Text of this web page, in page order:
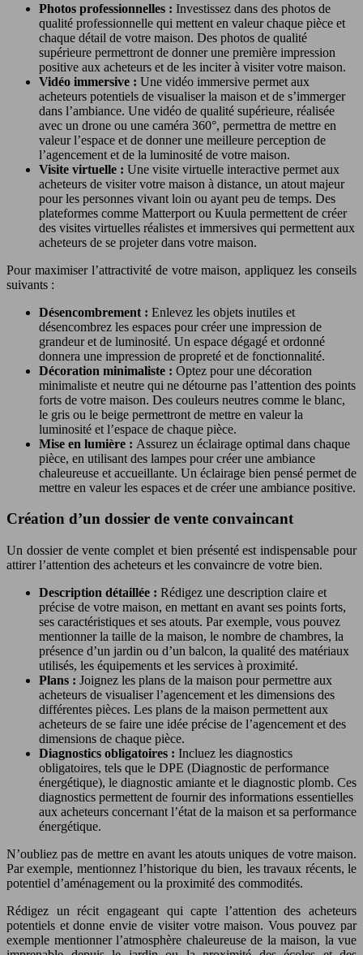
Photos professionnelles : Investissez dans des photos de
qualité professionnelle qui mettent en valeur chaque pièce et
chaque détail de votre maison. Des photos de qualité
supérieure permettront de donner une première impression
positive aux acheteurs et de les inciter à visiter votre maison.
Vidéo immersive : Une vidéo immersive permet aux
acheteurs potentiels de visualiser la maison et de s’immerger
dans l’ambiance. Une vidéo de qualité supérieure, réalisée
avec un drone ou une caméra 360°, permettra de mettre en
valeur l’espace et de donner une meilleure perception de
l’agencement et de la luminosité de votre maison.
Visite virtuelle : Une visite virtuelle interactive permet aux
acheteurs de visiter votre maison à distance, un atout majeur
pour les personnes vivant loin ou ayant peu de temps. Des
plateformes comme Matterport ou Kuula permettent de créer
des visites virtuelles réalistes et immersives qui permettent aux
acheteurs de se projeter dans votre maison.
Pour maximiser l’attractivité de votre maison, appliquez les conseils
suivants :
Désencombrement : Enlevez les objets inutiles et
désencombrez les espaces pour créer une impression de
grandeur et de luminosité. Un espace dégagé et ordonné
donnera une impression de propreté et de fonctionnalité.
Décoration minimaliste : Optez pour une décoration
minimaliste et neutre qui ne détourne pas l’attention des points
forts de votre maison. Des couleurs neutres comme le blanc,
le gris ou le beige permettront de mettre en valeur la
luminosité et l’espace de chaque pièce.
Mise en lumière : Assurez un éclairage optimal dans chaque
pièce, en utilisant des lampes pour créer une ambiance
chaleureuse et accueillante. Un éclairage bien pensé permet de
mettre en valeur les espaces et de créer une ambiance positive.
Création d’un dossier de vente convaincant
Un dossier de vente complet et bien présenté est indispensable pour
attirer l’attention des acheteurs et les convaincre de votre bien.
Description détaillée : Rédigez une description claire et
précise de votre maison, en mettant en avant ses points forts,
ses caractéristiques et ses atouts. Par exemple, vous pouvez
mentionner la taille de la maison, le nombre de chambres, la
présence d’un jardin ou d’un balcon, la qualité des matériaux
utilisés, les équipements et les services à proximité.
Plans : Joignez les plans de la maison pour permettre aux
acheteurs de visualiser l’agencement et les dimensions des
différentes pièces. Les plans de la maison permettent aux
acheteurs de se faire une idée précise de l’agencement et des
dimensions de chaque pièce.
Diagnostics obligatoires : Incluez les diagnostics
obligatoires, tels que le DPE (Diagnostic de performance
énergétique), le diagnostic amiante et le diagnostic plomb. Ces
diagnostics permettent de fournir des informations essentielles
aux acheteurs concernant l’état de la maison et sa performance
énergétique.
N’oubliez pas de mettre en avant les atouts uniques de votre maison.
Par exemple, mentionnez l’historique du bien, les travaux récents, le
potentiel d’aménagement ou la proximité des commodités.
Rédigez un récit engageant qui capte l’attention des acheteurs
potentiels et donne envie de visiter votre maison. Vous pouvez par
exemple mentionner l’atmosphère chaleureuse de la maison, la vue